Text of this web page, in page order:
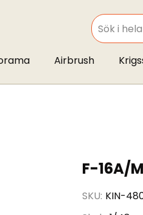
SEARCH
Airbrush
F-16A/
SKU KIN-